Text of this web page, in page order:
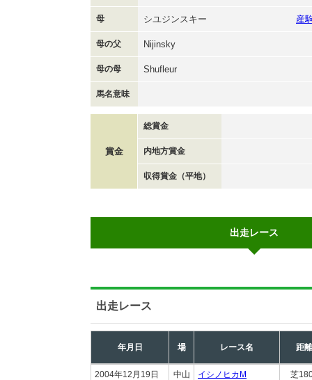
母 シユジンスキー 産
母の父 Nijinsky
母の母 Shufleur
馬名意味
賞金
総賞金
内地方賞金
収得賞金（平地）
出走レース
出走レース
年月日 場 レース名 距離
2004年12月19日 中山 イシノヒカM 芝